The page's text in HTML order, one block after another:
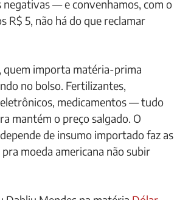
negativas — e convenhamos, com o
R$ 5, não há do que reclamar
quem importa matéria-prima
no bolso. Fertilizantes,
medicamentos — tudo
mantém o preço salgado. O
de insumo importado faz as
moeda americana não subir